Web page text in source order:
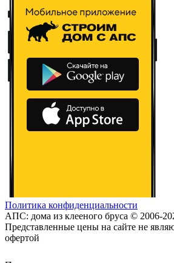
Политика конфиденциальности
АПС: дома из клееного бруса © 2006-
Представленные цены на сайте не
офертой